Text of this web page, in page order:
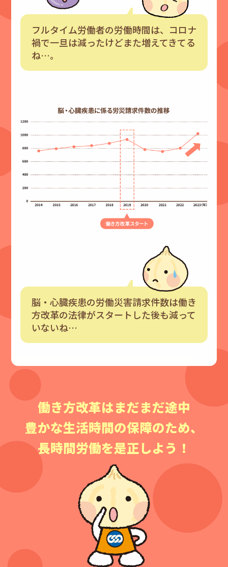
フルタイム労働者の労働時間は、コロナ
禍で一旦は減ったけどまた増えてきてる
ね…。
脳・心臓疾患の労働災害請求件数は働き
方改革の法律がスタートした後も減って
いないね…
働き方改革はまだまだ途中
豊かな生活時間の保障のため、
長時間労働を是正しよう！